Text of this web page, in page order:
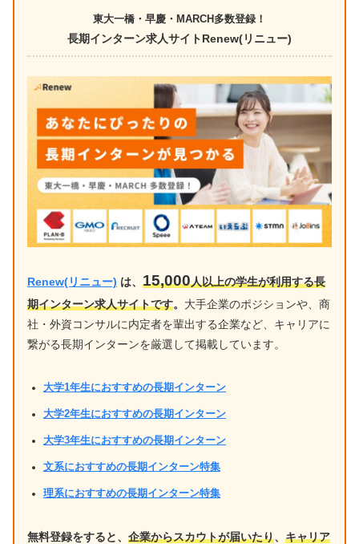
東大一橋・早慶・MARCH多数登録！
長期インターン求人サイトRenew(リニュー)
Renew(リニュー) は、 15,000人以上の学生が利用する長
期インターン求人サイトです。 大手企業のポジションや、商
社・外資コンサルに内定者を輩出する企業など、キャリアに
繋がる長期インターンを厳選して掲載しています。
大学1年生におすすめの長期インターン
大学2年生におすすめの長期インターン
大学3年生におすすめの長期インターン
文系におすすめの長期インターン特集
理系におすすめの長期インターン特集
無料登録をすると、 企業からスカウトが届いたり、 キャリア